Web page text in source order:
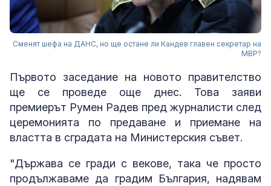
Сменят шефа на ДАНС, но ще остане ли Кандев главен секретар на
МВР?
Първото заседание на новото правителство
ще се проведе още днес. Това заяви
премиерът Румен Радев пред журналисти след
церемонията по предаване и приемане на
властта в сградата на Министерския съвет.
"Държава се гради с векове, така че просто
продължаваме да градим България, надявам